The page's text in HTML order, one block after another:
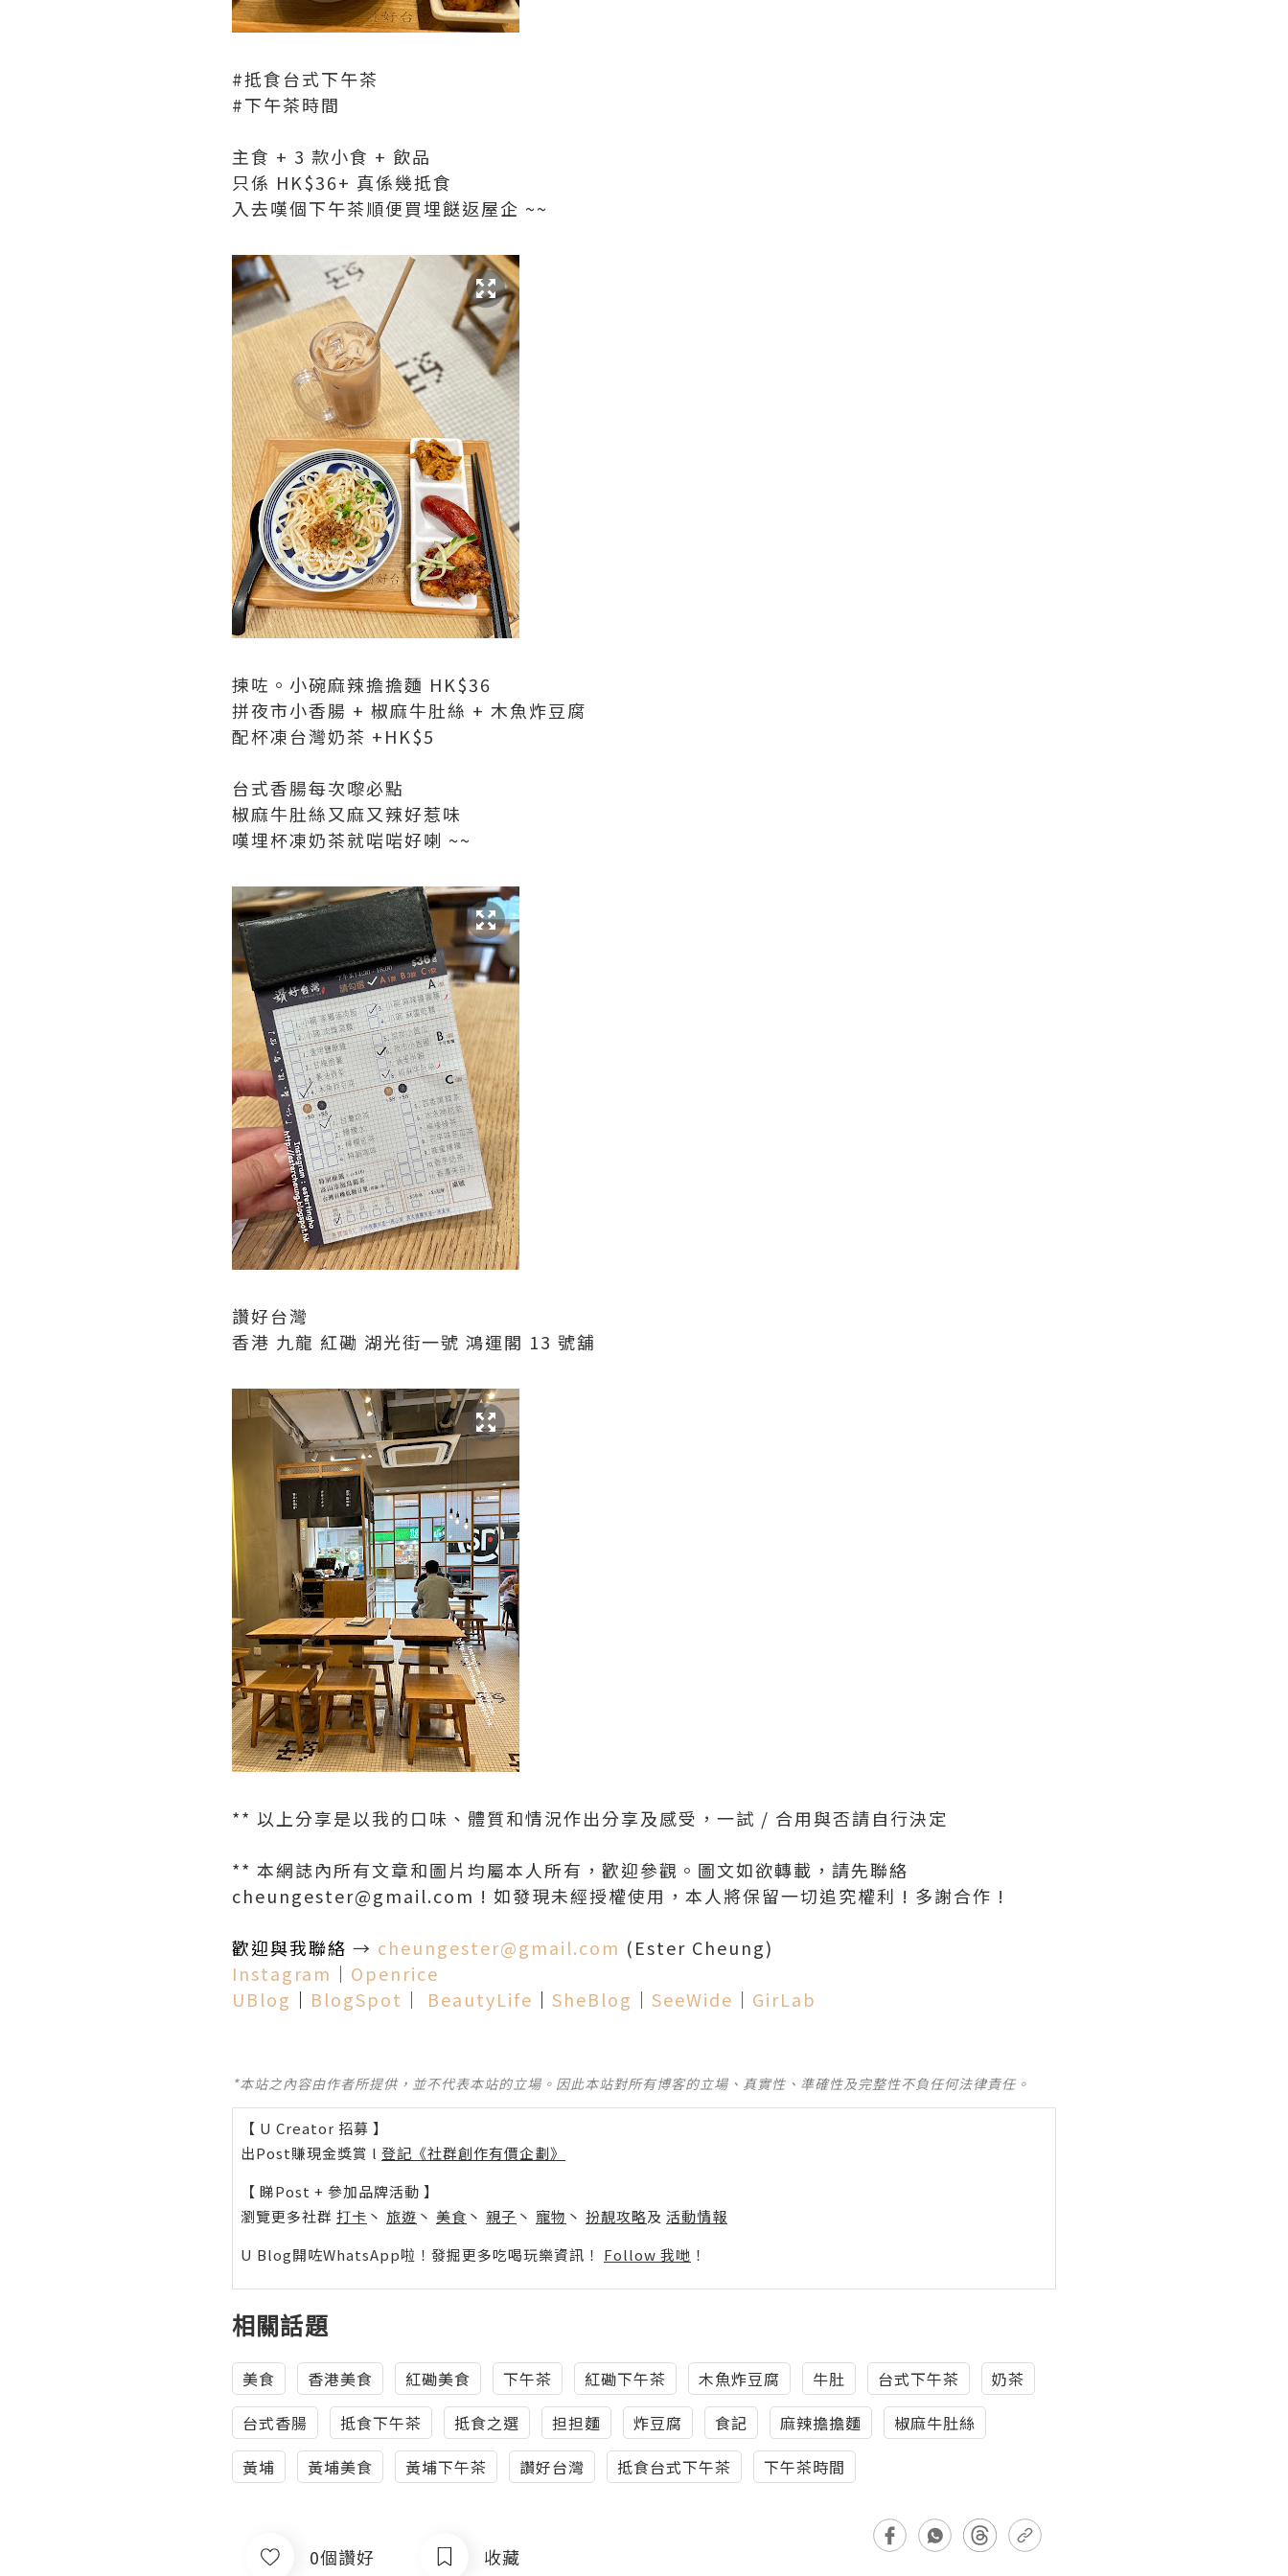
#抵食台式下午茶
#下午茶時間
主食 + 3 款小食 + 飲品
只係 HK$36+ 真係幾抵食
入去嘆個下午茶順便買埋餸返屋企 ~~
揀咗。小碗麻辣擔擔麵 HK$36
拼夜市小香腸 + 椒麻牛肚絲 + 木魚炸豆腐
配杯凍台灣奶茶 +HK$5
台式香腸每次嚟必點
椒麻牛肚絲又麻又辣好惹味
嘆埋杯凍奶茶就啱啱好喇 ~~
讚好台灣
香港 九龍 紅磡 湖光街一號 鴻運閣 13 號舖
** 以上分享是以我的口味、體質和情況作出分享及感受，一試 / 合用與否請自行決定
** 本網誌內所有文章和圖片均屬本人所有，歡迎參觀。圖文如欲轉載，請先聯絡
cheungester@gmail.com ! 如發現未經授權使用，本人將保留一切追究權利 ! 多謝合作 !
歡迎與我聯絡 → cheungester@gmail.com (Ester Cheung)
Instagram │ Openrice
UBlog │ BlogSpot │ BeautyLife │ SheBlog │ SeeWide │ GirLab
*本站之內容由作者所提供，並不代表本站的立場。因此本站對所有博客的立場、真實性、準確性及完整性不負任何法律責任。
【 U Creator 招募 】
出Post賺現金獎賞 l 登記《社群創作有價企劃》
【 睇Post + 參加品牌活動 】
瀏覽更多社群 打卡 丶 旅遊 丶 美食 丶 親子 丶 寵物 丶 扮靚攻略及 活動情報
U Blog開咗WhatsApp啦！發掘更多吃喝玩樂資訊！ Follow 我哋 ！
相關話題
美食 香港美食 紅磡美食 下午茶 紅磡下午茶 木魚炸豆腐 牛肚 台式下午茶
奶茶
台式香腸
抵食下午茶 抵食之選 担担麵 炸豆腐 食記 麻辣擔擔麵
椒麻牛肚絲
黃埔
黃埔美食 黃埔下午茶 讚好台灣 抵食台式下午茶 下午茶時間
0個讚好 收藏